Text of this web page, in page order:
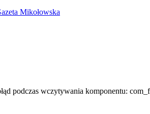
Mikołowska
podczas wczytywania komponentu: